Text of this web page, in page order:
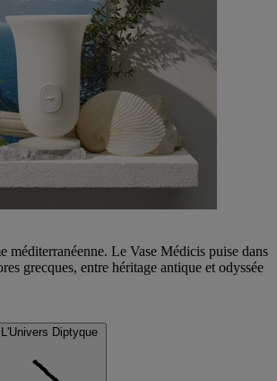
méditerranéenne. Le Vase Médicis puise dans
grecques, entre héritage antique et odyssée
L'Univers Diptyque